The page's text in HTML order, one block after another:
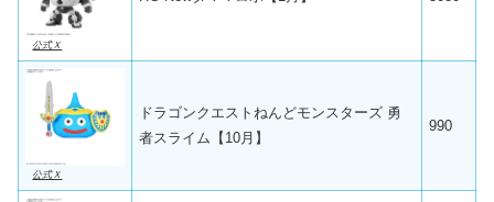
公式Ｘ
公式Ｘ
ドラゴンクエストねんどモンスターズ 勇
者スライム【10月】
990